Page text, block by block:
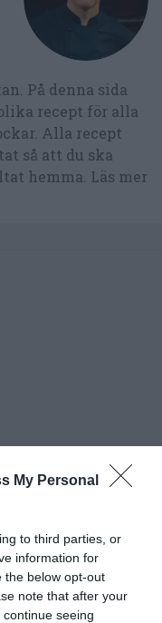
My Personal
to third parties, or
information for
the below opt-out
note that after your
seeing
På denna sida
recept för alla
Alla recept
så att du ska
hemma. Läs mer